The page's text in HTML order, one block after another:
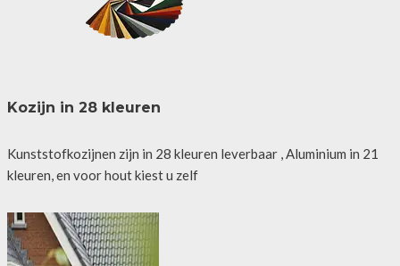
Kozijn in 28 kleuren
Kunststofkozijnen zijn in 28 kleuren leverbaar , Aluminium in 21
kleuren, en voor hout kiest u zelf